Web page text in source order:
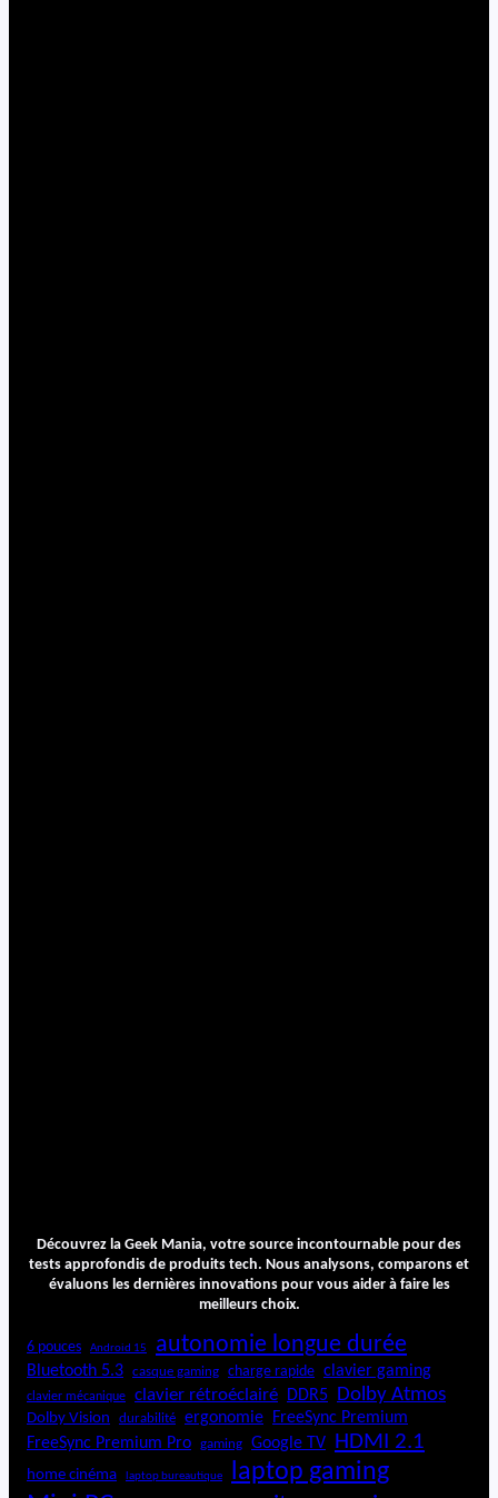
Découvrez la Geek Mania, votre source incontournable pour des
tests approfondis de produits tech. Nous analysons, comparons et
évaluons les dernières innovations pour vous aider à faire les
meilleurs choix.
6 pouces Android 15 autonomie longue durée
Bluetooth 5.3 casque gaming charge rapide clavier gaming
clavier mécanique clavier rétroéclairé DDR5 Dolby Atmos
Dolby Vision durabilité ergonomie FreeSync Premium
FreeSync Premium Pro
gaming Google TV HDMI 2.1
home cinéma laptop bureautique laptop gaming